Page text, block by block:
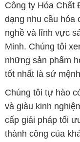
Công ty Hóa Chất
dạng nhu cầu hóa
nghề và lĩnh vực
Minh. Chúng tôi
những sản phẩm
tốt nhất là sứ
Chúng tôi tự hào
và giàu kinh
cấp giải pháp tối
thành công của